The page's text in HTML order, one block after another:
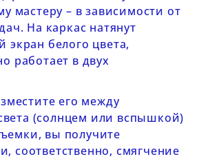
мастеру – в зависимости от
На каркас натянут
экран белого цвета,
работает в двух
его между
(солнцем или вспышкой)
вы получите
соответственно, смягчение